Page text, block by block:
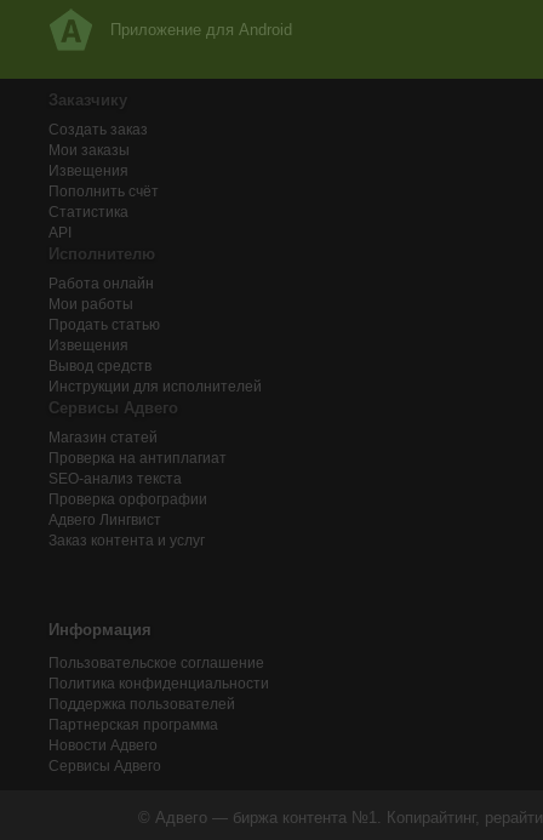
Приложение для Android
Заказчику
Создать заказ
Мои заказы
Извещения
Пополнить счёт
Статистика
API
Исполнителю
Работа онлайн
Мои работы
Продать статью
Извещения
Вывод средств
Инструкции для исполнителей
Сервисы Адвего
Магазин статей
Проверка на антиплагиат
SEO-анализ текста
Проверка орфографии
Адвего Лингвист
Заказ контента и услуг
Информация
Пользовательское соглашение
Политика конфиденциальности
Поддержка пользователей
Партнерская программа
Новости Адвего
Сервисы Адвего
© Адвего — биржа контента №1. Копирайтинг,